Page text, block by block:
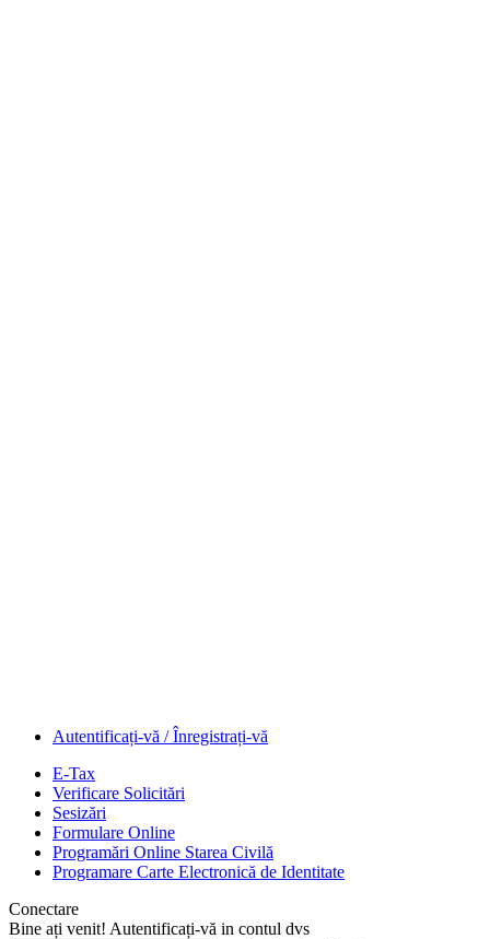
Autentificați-vă / Înregistrați-vă
E-Tax
Verificare Solicitări
Sesizări
Formulare Online
Programări Online Starea Civilă
Programare Carte Electronică de Identitate
Conectare
Bine ați venit! Autentificați-vă in contul dvs